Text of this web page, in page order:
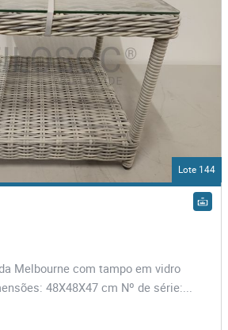
Lote 144
Melbourne com tampo em vidro
48X48X47 cm Nº de série:...